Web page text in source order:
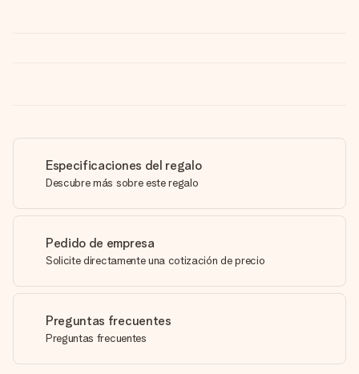
Especificaciones del regalo
Descubre más sobre este regalo
Pedido de empresa
Solicite directamente una cotización de precio
Preguntas frecuentes
Preguntas frecuentes